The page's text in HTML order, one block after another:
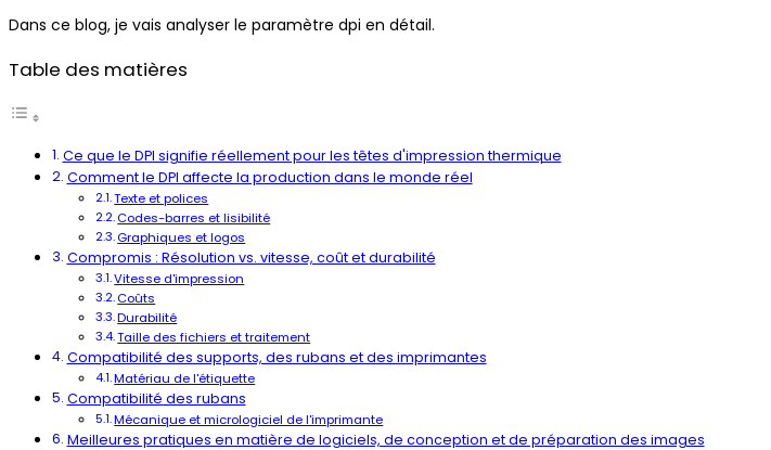
Dans ce blog, je vais analyser le paramètre dpi en détail.
Table des matières
Ce que le DPI signifie réellement pour les têtes d'impression thermique
Comment le DPI affecte la production dans le monde réel
Texte et polices
Codes-barres et lisibilité
Graphiques et logos
Compromis : Résolution vs. vitesse, coût et durabilité
Vitesse d'impression
Coûts
Durabilité
Taille des fichiers et traitement
Compatibilité des supports, des rubans et des imprimantes
Matériau de l'étiquette
Compatibilité des rubans
Mécanique et micrologiciel de l'imprimante
Meilleures pratiques en matière de logiciels, de conception et de préparation des images